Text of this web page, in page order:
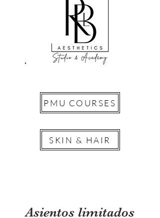
PMU COURSES
SKIN & HAIR
Asientos limitados